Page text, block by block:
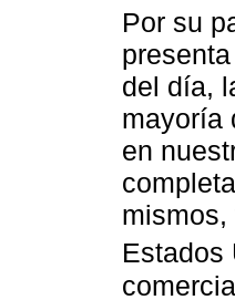
Por su
del día,
mayoría
en
Estados